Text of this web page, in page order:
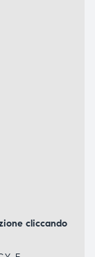
cliccando